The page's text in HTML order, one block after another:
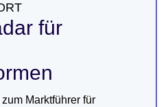
für
Marktführer für